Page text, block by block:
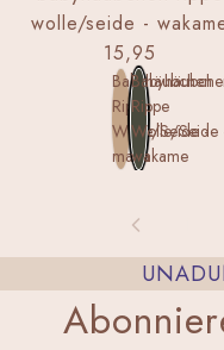
wolle/seide -
15,95
Babyhäubchen
Rippe
Wolle/Seide -
maca
Rippe
Wolle/Seide
wakame